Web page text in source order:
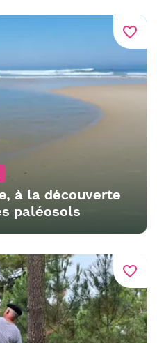
favorite_border
à la découverte
paléosols
favorite_border